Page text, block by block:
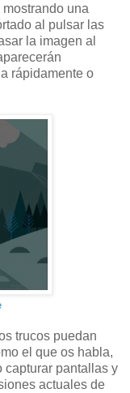
una
al pulsar las
la imagen al
rápidamente o
trucos puedan
el que os habla,
capturar pantallas y
actuales de